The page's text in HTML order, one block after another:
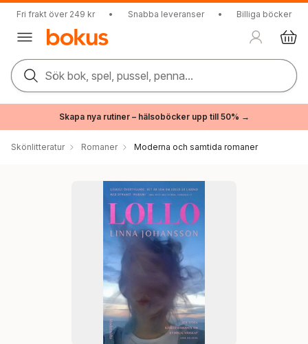
Fri frakt över 249 kr • Snabba leveranser • Billiga böcker
Sök bok, spel, pussel, penna...
Skapa nya rutiner – hälsoböcker upp till 50% →
Skönlitteratur Romaner Moderna och samtida romaner